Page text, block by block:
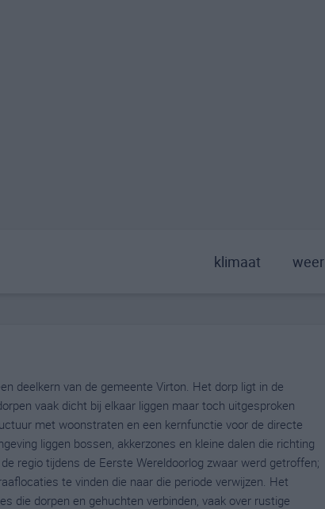
klimaat weer
deelkern van de gemeente Virton. Het dorp ligt in de
vaak dicht bij elkaar liggen maar toch uitgesproken
met woonstraten en een kernfunctie voor de directe
liggen bossen, akkerzones en kleine dalen die richting
regio tijdens de Eerste Wereldoorlog zwaar werd getroffen;
te vinden die naar die periode verwijzen. Het
die dorpen en gehuchten verbinden, vaak over rustige